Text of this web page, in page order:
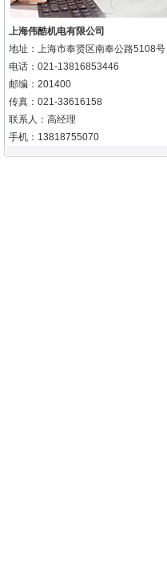
上海伟酷机电有限公司
地址：上海市奉贤区南奉公路5108号
电话：021-13816853446
邮编：201400
传真：021-33616158
联系人：高经理
手机：13818755070